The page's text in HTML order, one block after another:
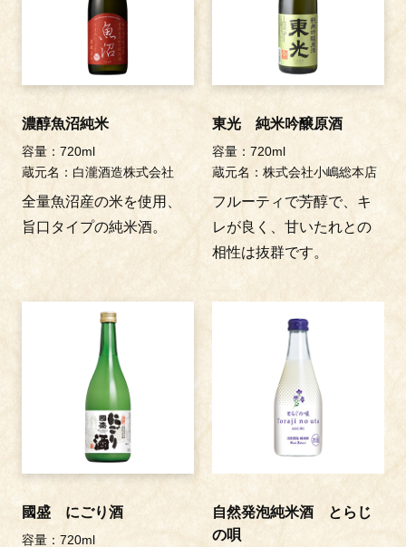
濃醇魚沼純米
容量：720ml
蔵元名：白瀧酒造株式会社
全量魚沼産の米を使用、
旨口タイプの純米酒。
東光 純米吟醸原酒
容量：720ml
蔵元名：株式会社小嶋総本店
フルーティで芳醇で、キ
レが良く、甘いたれとの
相性は抜群です。
國盛 にごり酒
容量：720ml
自然発泡純米酒 とらじ
の唄